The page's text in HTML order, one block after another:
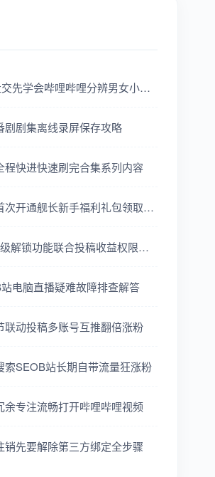
先学会哔哩哔哩分辨男女小技
剧剧集离线录屏保存攻略
程快进快速刷完合集系列内容
次开通舰长新手福利礼包领取方
解锁功能联合投稿收益权限全
电脑直播疑难故障排查解答
联动投稿多账号互推翻倍涨粉
索SEOB站长期自带流量狂涨粉
余专注流畅打开哔哩哔哩视频
销先要解除第三方绑定全步骤